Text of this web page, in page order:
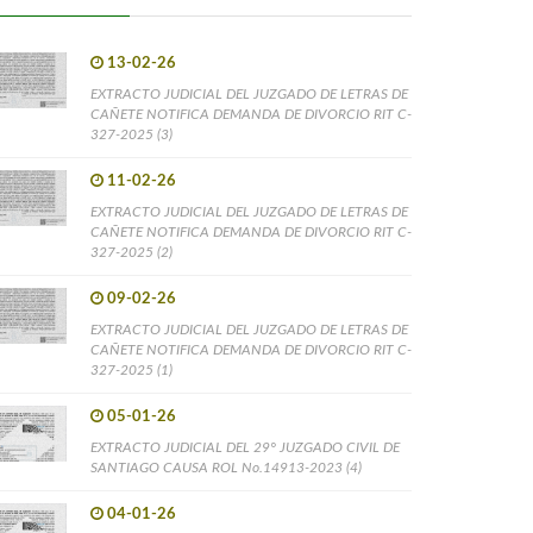
13-02-26
EXTRACTO JUDICIAL DEL JUZGADO DE LETRAS DE
CAÑETE NOTIFICA DEMANDA DE DIVORCIO RIT C-
327-2025 (3)
11-02-26
EXTRACTO JUDICIAL DEL JUZGADO DE LETRAS DE
CAÑETE NOTIFICA DEMANDA DE DIVORCIO RIT C-
327-2025 (2)
09-02-26
EXTRACTO JUDICIAL DEL JUZGADO DE LETRAS DE
CAÑETE NOTIFICA DEMANDA DE DIVORCIO RIT C-
327-2025 (1)
05-01-26
EXTRACTO JUDICIAL DEL 29° JUZGADO CIVIL DE
SANTIAGO CAUSA ROL No.14913-2023 (4)
04-01-26